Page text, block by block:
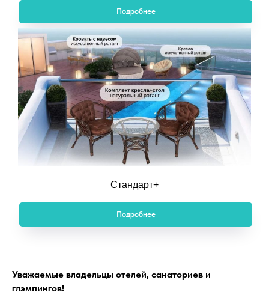
Подробнее
Стандарт+
Подробнее
Уважаемые владельцы отелей, санаториев и
глэмпингов!